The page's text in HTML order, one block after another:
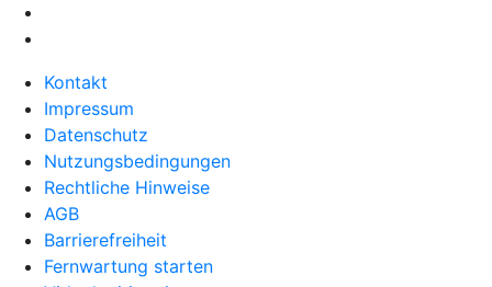
Kontakt
Impressum
Datenschutz
Nutzungsbedingungen
Rechtliche Hinweise
AGB
Barrierefreiheit
Fernwartung starten